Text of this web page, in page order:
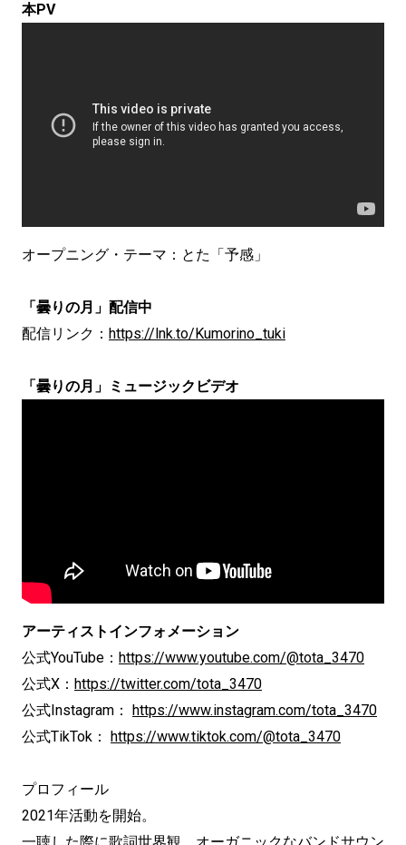
本PV
オープニング・テーマ：とた「予感」
「曇りの月」配信中
配信リンク： https://lnk.to/Kumorino_tuki
「曇りの月」ミュージックビデオ
アーティストインフォメーション
公式YouTube： https://www.youtube.com/@tota_3470
公式X： https://twitter.com/tota_3470
公式Instagram： https://www.instagram.com/tota_3470
公式TikTok： https://www.tiktok.com/@tota_3470
プロフィール
2021年活動を開始。